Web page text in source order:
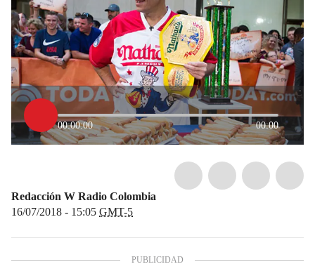
00:00:00 00:00
Redacción W Radio Colombia
16/07/2018 - 15:05 GMT-5